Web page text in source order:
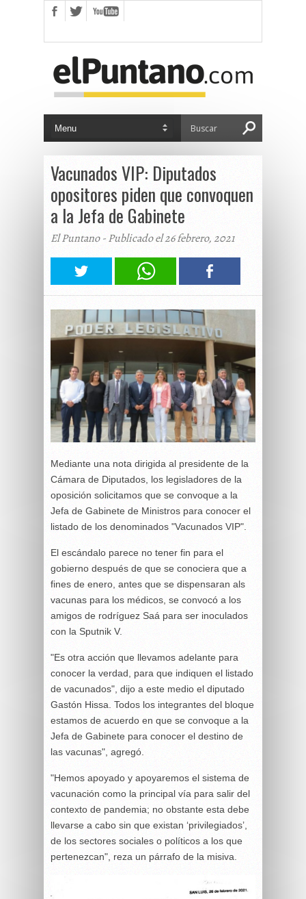
Vacunados VIP: Diputados
opositores piden que convoquen
a la Jefa de Gabinete
El Puntano - Publicado el 26 febrero, 2021
Mediante una nota dirigida al presidente de la
Cámara de Diputados, los legisladores de la
oposición solicitamos que se convoque a la
Jefa de Gabinete de Ministros para conocer el
listado de los denominados "Vacunados VIP".
El escándalo parece no tener fin para el
gobierno después de que se conociera que a
fines de enero, antes que se dispensaran als
vacunas para los médicos, se convocó a los
amigos de rodríguez Saá para ser inoculados
con la Sputnik V.
"Es otra acción que llevamos adelante para
conocer la verdad, para que indiquen el listado
de vacunados", dijo a este medio el diputado
Gastón Hissa. Todos los integrantes del bloque
estamos de acuerdo en que se convoque a la
Jefa de Gabinete para conocer el destino de
las vacunas", agregó.
"Hemos apoyado y apoyaremos el sistema de
vacunación como la principal vía para salir del
contexto de pandemia; no obstante esta debe
llevarse a cabo sin que existan ‘privilegiados’,
de los sectores sociales o políticos a los que
pertenezcan", reza un párrafo de la misiva.